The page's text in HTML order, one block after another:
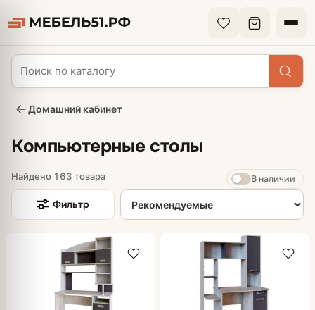
Домашний кабинет
Компьютерные столы
Найдено 163 товара В наличии
Фильтр
Сортировка товаров